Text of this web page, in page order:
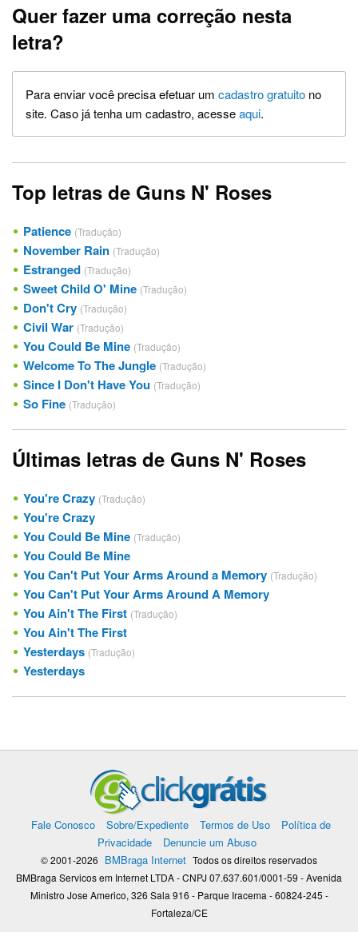
Quer fazer uma correção nesta
letra?
Para enviar você precisa efetuar um cadastro gratuito no
site. Caso já tenha um cadastro, acesseaqui.
Top letras de Guns N' Roses
Patience (Tradução)
November Rain (Tradução)
Estranged (Tradução)
Sweet Child O' Mine (Tradução)
Don't Cry (Tradução)
Civil War (Tradução)
You Could Be Mine (Tradução)
Welcome To The Jungle (Tradução)
Since I Don't Have You (Tradução)
So Fine (Tradução)
Últimas letras de Guns N' Roses
You're Crazy (Tradução)
You're Crazy
You Could Be Mine (Tradução)
You Could Be Mine
You Can't Put Your Arms Around a Memory (Tradução)
You Can't Put Your Arms Around A Memory
You Ain't The First (Tradução)
You Ain't The First
Yesterdays (Tradução)
Yesterdays
Fale Conosco Sobre/Expediente Termos de Uso
Política de
Privacidade
Denuncie um Abuso
© 2001-2026 BMBraga Internet Todos os direitos reservados
BMBraga Servicos em Internet LTDA - CNPJ 07.637.601/0001-59 - Avenida
Ministro Jose Americo, 326 Sala 916 - Parque Iracema - 60824-245 -
Fortaleza/CE